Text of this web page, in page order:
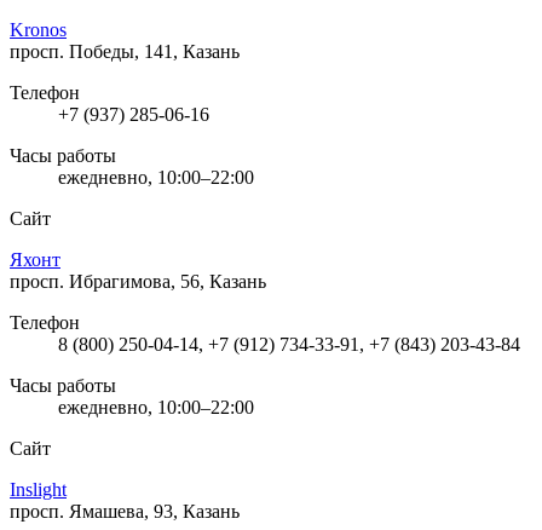
Kronos
просп. Победы, 141, Казань
Телефон
+7 (937) 285-06-16
Часы работы
ежедневно, 10:00–22:00
Сайт
Яхонт
просп. Ибрагимова, 56, Казань
Телефон
8 (800) 250-04-14, +7 (912) 734-33-91, +7 (843) 203-43-84
Часы работы
ежедневно, 10:00–22:00
Сайт
Inslight
просп. Ямашева, 93, Казань